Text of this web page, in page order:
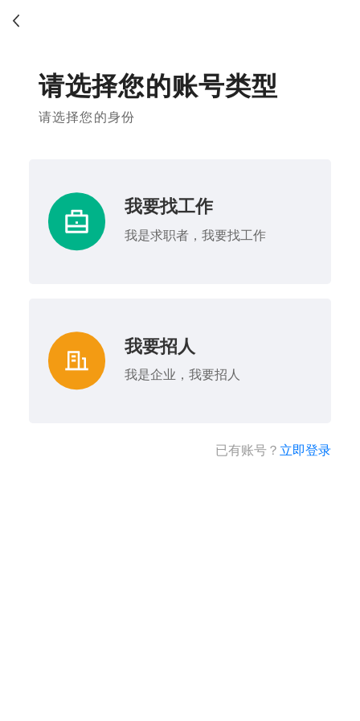
请选择您的账号类型
请选择您的身份
我要找工作
我是求职者，我要找工作
我要招人
我是企业，我要招人
已有账号？ 立即登录